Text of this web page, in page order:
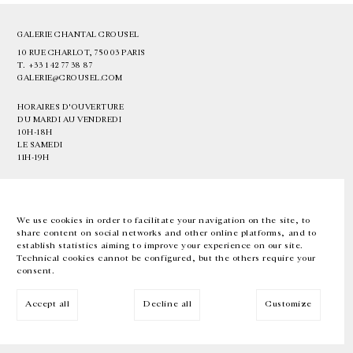
We use cookies in order to facilitate your navigation on the site, to
share content on social networks and other online platforms, and to
establish statistics aiming to improve your experience on our site.
Technical cookies cannot be configured, but the others require your
consent.
Accept all Decline all Customize
GALERIE CHANTAL CROUSEL
10 RUE CHARLOT, 75003 PARIS
T. +33 1 42 77 38 87
GALERIE@CROUSEL.COM
HORAIRES D'OUVERTURE
DU MARDI AU VENDREDI
10H-18H
LE SAMEDI
11H-19H
EN FR 中文 Facebook Instagram
Inscrivez-vous à notre newsletter